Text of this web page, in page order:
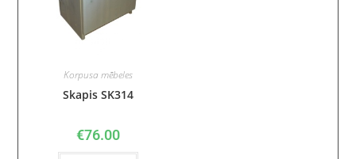
Korpusa mēbeles
Skapis SK314
€76.00